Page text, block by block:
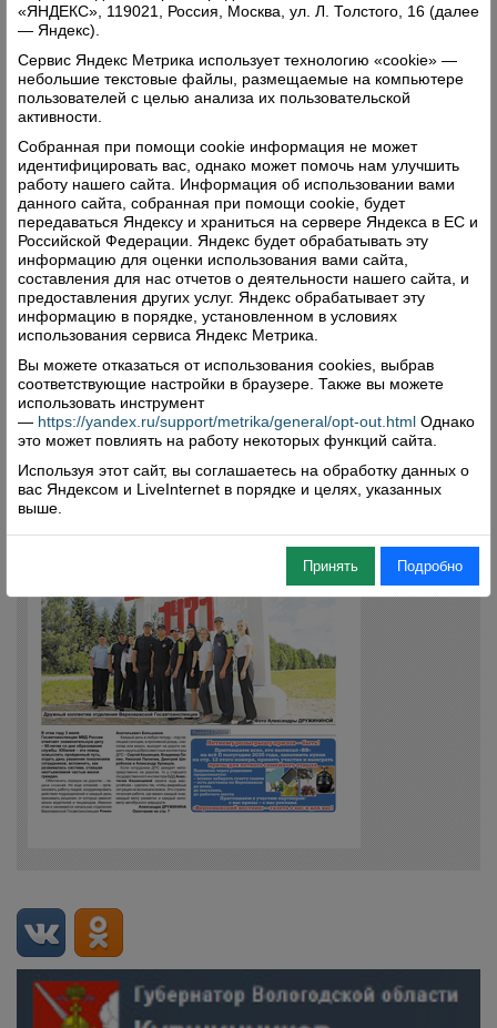
«ЯНДЕКС», 119021, Россия, Москва, ул. Л. Толстого, 16 (далее
— Яндекс).
Сервис Яндекс Метрика использует технологию «cookie» —
небольшие текстовые файлы, размещаемые на компьютере
пользователей с целью анализа их пользовательской
активности.
Собранная при помощи cookie информация не может
идентифицировать вас, однако может помочь нам улучшить
работу нашего сайта. Информация об использовании вами
данного сайта, собранная при помощи cookie, будет
передаваться Яндексу и храниться на сервере Яндекса в ЕС и
Российской Федерации. Яндекс будет обрабатывать эту
информацию для оценки использования вами сайта,
составления для нас отчетов о деятельности нашего сайта, и
предоставления других услуг. Яндекс обрабатывает эту
информацию в порядке, установленном в условиях
использования сервиса Яндекс Метрика.
Вы можете отказаться от использования cookies, выбрав
соответствующие настройки в браузере. Также вы можете
использовать инструмент
— https://yandex.ru/support/metrika/general/opt-out.html Однако
это может повлиять на работу некоторых функций сайта.
Используя этот сайт, вы соглашаетесь на обработку данных о
вас Яндексом и LiveInternet в порядке и целях, указанных
выше.
Принять Подробно